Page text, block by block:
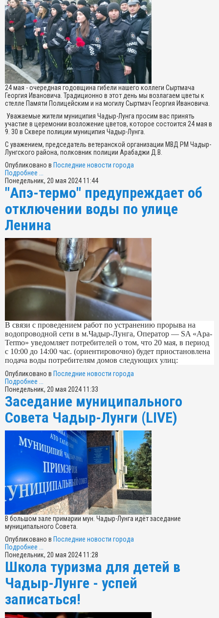
24 мая - очередная годовщина гибели нашего коллеги Сыртмача
Георгия Ивановича. Традиционно в этот день мы возлагаем цветы к
стелле Памяти Полицейским и на могилу Сыртмач Георгия Ивановича.
Уважаемые жители муниципия Чадыр-Лунга просим вас принять
участие в церемонии возложение цветов, которое состоится 24 мая в
9. 30 в Сквере полиции муниципия Чадыр-Лунга.
С уважением, председатель ветеранской организации МВД РМ Чадыр-
Лунгского района, полковник полиции Арабаджи Д.В.
Опубликовано в Последние новости города
Подробнее ...
Понедельник, 20 мая 2024 11:44
"Апэ-термо" предупреждает об
отключении воды по улице
Ленина
В связи с проведением работ по устранению прорыва на
водопроводной сети в м.Чадыр-Лунга, Оператор — SA «Apa-
Termo» уведомляет потребителей о том, что 20 мая, в период
с 10:00 до 14:00 час. (ориентировочно) будет приостановлена
подача воды потребителям домов следующих улиц:
Опубликовано в Последние новости города
Подробнее ...
Понедельник, 20 мая 2024 11:33
Заседание муниципального
Совета Чадыр-Лунги (LIVE)
В большом зале примарии мун. Чадыр-Лунга идёт заседание
муниципального Совета.
Опубликовано в Последние новости города
Подробнее ...
Понедельник, 20 мая 2024 11:28
Школа туризма для детей в
Чадыр-Лунге - успей
записаться!